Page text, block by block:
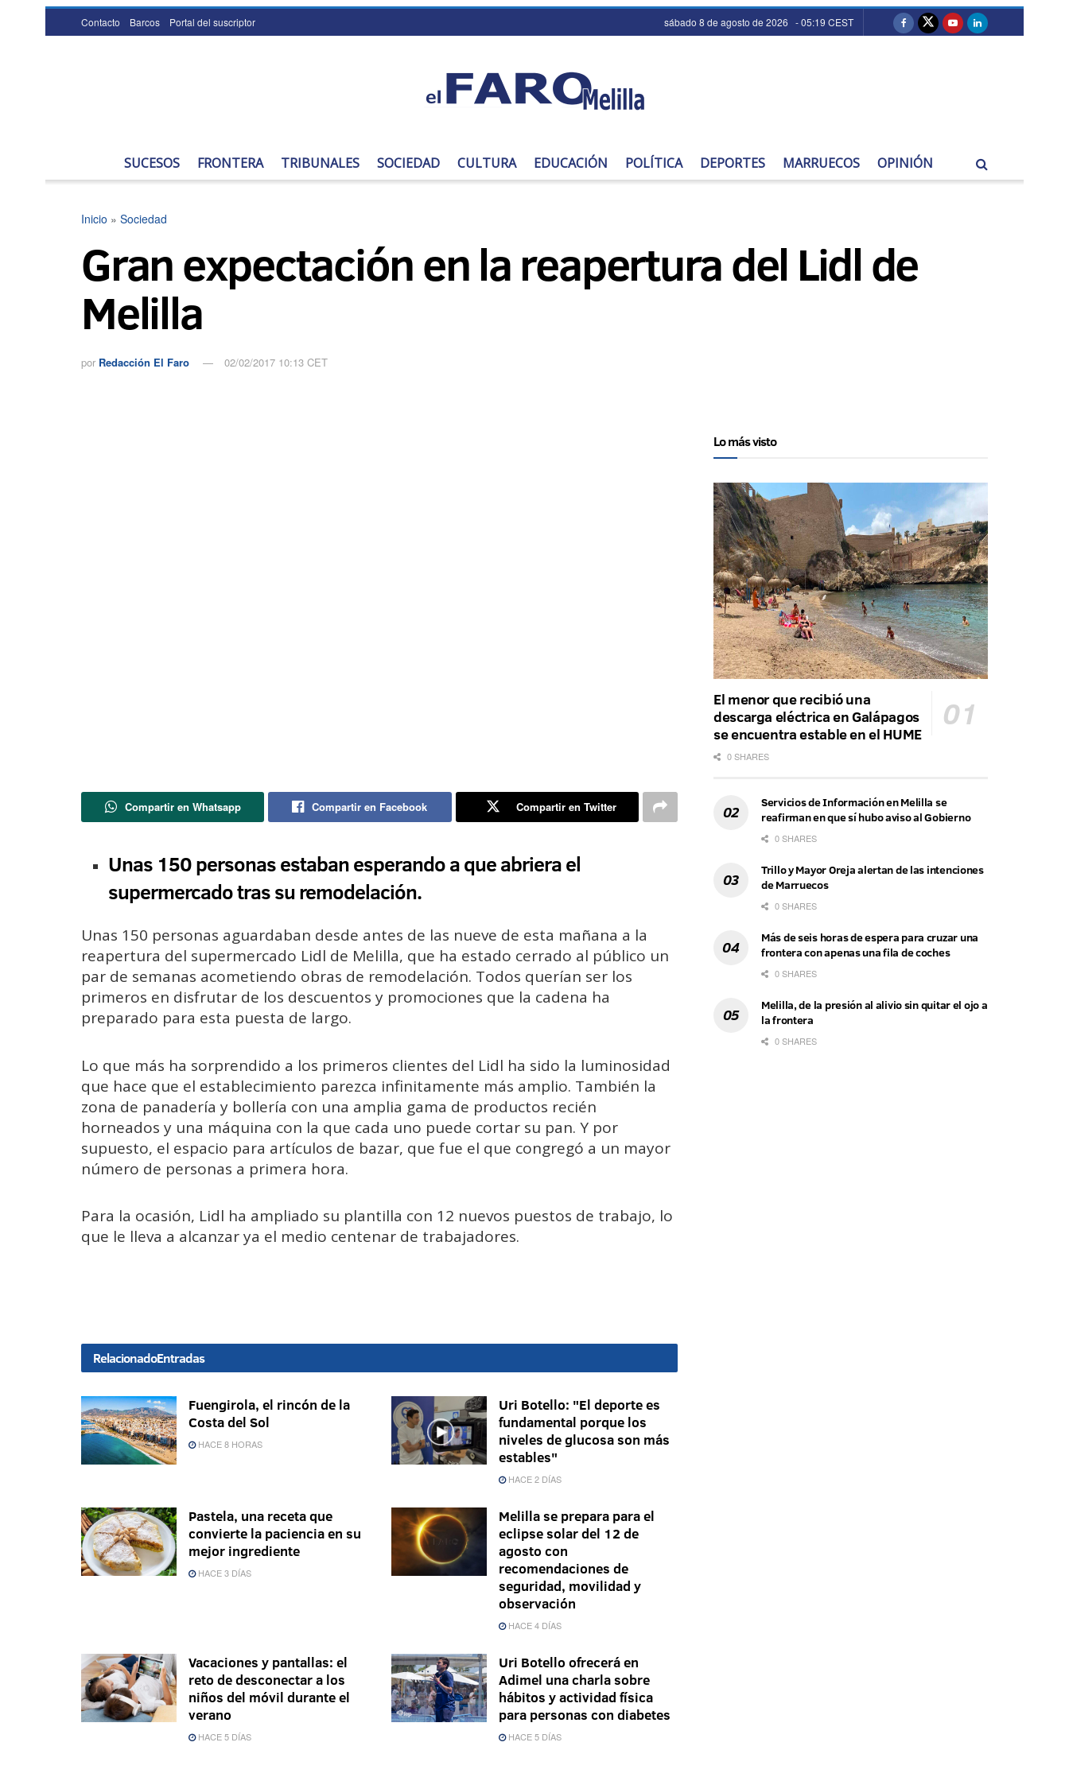
Contacto Barcos Portal del suscriptor sábado 8 de agosto de 2026 - 05:19 CEST
SUCESOS FRONTERA TRIBUNALES SOCIEDAD CULTURA EDUCACIÓN POLÍTICA DEPORTES MARRUECOS OPINIÓN
Inicio » Sociedad
Gran expectación en la reapertura del Lidl de
Melilla
por Redacción El Faro 02/02/2017 10:13 CET
Compartir en Whatsapp Compartir en Facebook Compartir en Twitter
Unas 150 personas estaban esperando a que abriera el
supermercado tras su remodelación.
Unas 150 personas aguardaban desde antes de las nueve de esta mañana a la
reapertura del supermercado Lidl de Melilla, que ha estado cerrado al público un
par de semanas acometiendo obras de remodelación. Todos querían ser los
primeros en disfrutar de los descuentos y promociones que la cadena ha
preparado para esta puesta de largo.
Lo que más ha sorprendido a los primeros clientes del Lidl ha sido la luminosidad
que hace que el establecimiento parezca infinitamente más amplio. También la
zona de panadería y bollería con una amplia gama de productos recién
horneados y una máquina con la que cada uno puede cortar su pan. Y por
supuesto, el espacio para artículos de bazar, que fue el que congregó a un mayor
número de personas a primera hora.
Para la ocasión, Lidl ha ampliado su plantilla con 12 nuevos puestos de trabajo, lo
que le lleva a alcanzar ya el medio centenar de trabajadores.
RelacionadoEntradas
Fuengirola, el rincón de la
Costa del Sol
HACE 8 HORAS
Uri Botello: "El deporte es
fundamental porque los
niveles de glucosa son más
estables"
HACE 2 DÍAS
Pastela, una receta que
convierte la paciencia en su
mejor ingrediente
HACE 3 DÍAS
Melilla se prepara para el
eclipse solar del 12 de
agosto con
recomendaciones de
seguridad, movilidad y
observación
HACE 4 DÍAS
Vacaciones y pantallas: el
reto de desconectar a los
niños del móvil durante el
verano
HACE 5 DÍAS
Uri Botello ofrecerá en
Adimel una charla sobre
hábitos y actividad física
para personas con diabetes
HACE 5 DÍAS
Lo más visto
El menor que recibió una
descarga eléctrica en Galápagos
se encuentra estable en el HUME
0 SHARES
Servicios de Información en Melilla se
reafirman en que sí hubo aviso al Gobierno
0 SHARES
Trillo y Mayor Oreja alertan de las intenciones
de Marruecos
0 SHARES
Más de seis horas de espera para cruzar una
frontera con apenas una fila de coches
0 SHARES
Melilla, de la presión al alivio sin quitar el ojo a
la frontera
0 SHARES